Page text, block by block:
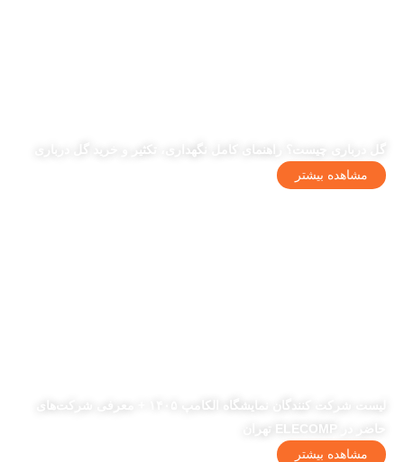
گل درباری چیست؟ راهنمای کامل نگهداری، تکثیر و خرید گل درباری
مشاهده بیشتر
لیست شرکت کنندگان نمایشگاه الکامپ ۱۴۰۵ + معرفی شرکت‌های
مشاهده بیشتر